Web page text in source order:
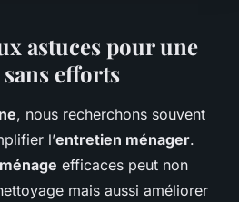
astuces pour une
efforts
, nous recherchons souvent
l’entretien ménager.
efficaces peut non
mais aussi améliorer